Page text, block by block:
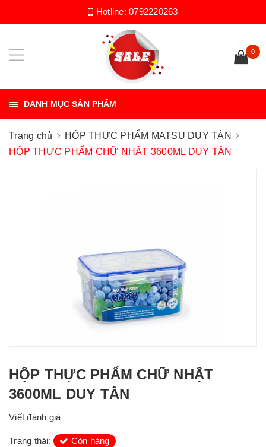
Hotline:0792220263
0
DANH MỤC SẢN PHẨM
Trang chủ
HỘP THỰC PHẨM MATSU DUY TÂN
HỘP THỰC PHẨM CHỮ NHẬT 3600ML DUY TÂN
HỘP THỰC PHẨM CHỮ NHẬT
3600ML DUY TÂN
Viết đánh giá
Trạng thái: Còn hàng